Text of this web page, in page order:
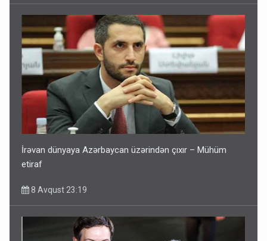
İrəvan dünyaya Azərbaycan üzərindən çıxır – Mühüm
etiraf
8 Avqust 23:19